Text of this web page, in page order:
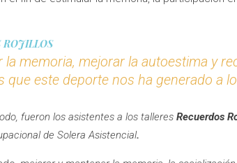
ROJILLOS
la memoria, mejorar la autoestima y
que este deporte nos ha generado a
fueron los asistentes a los talleres Recuerdos
de Solera Asistencial.